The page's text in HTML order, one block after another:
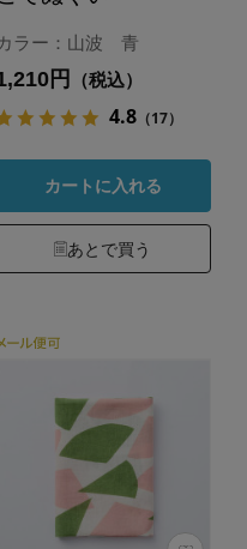
ラー：山波 青
円 （税込）
4.8（17）
カートに入れる
あとで買う